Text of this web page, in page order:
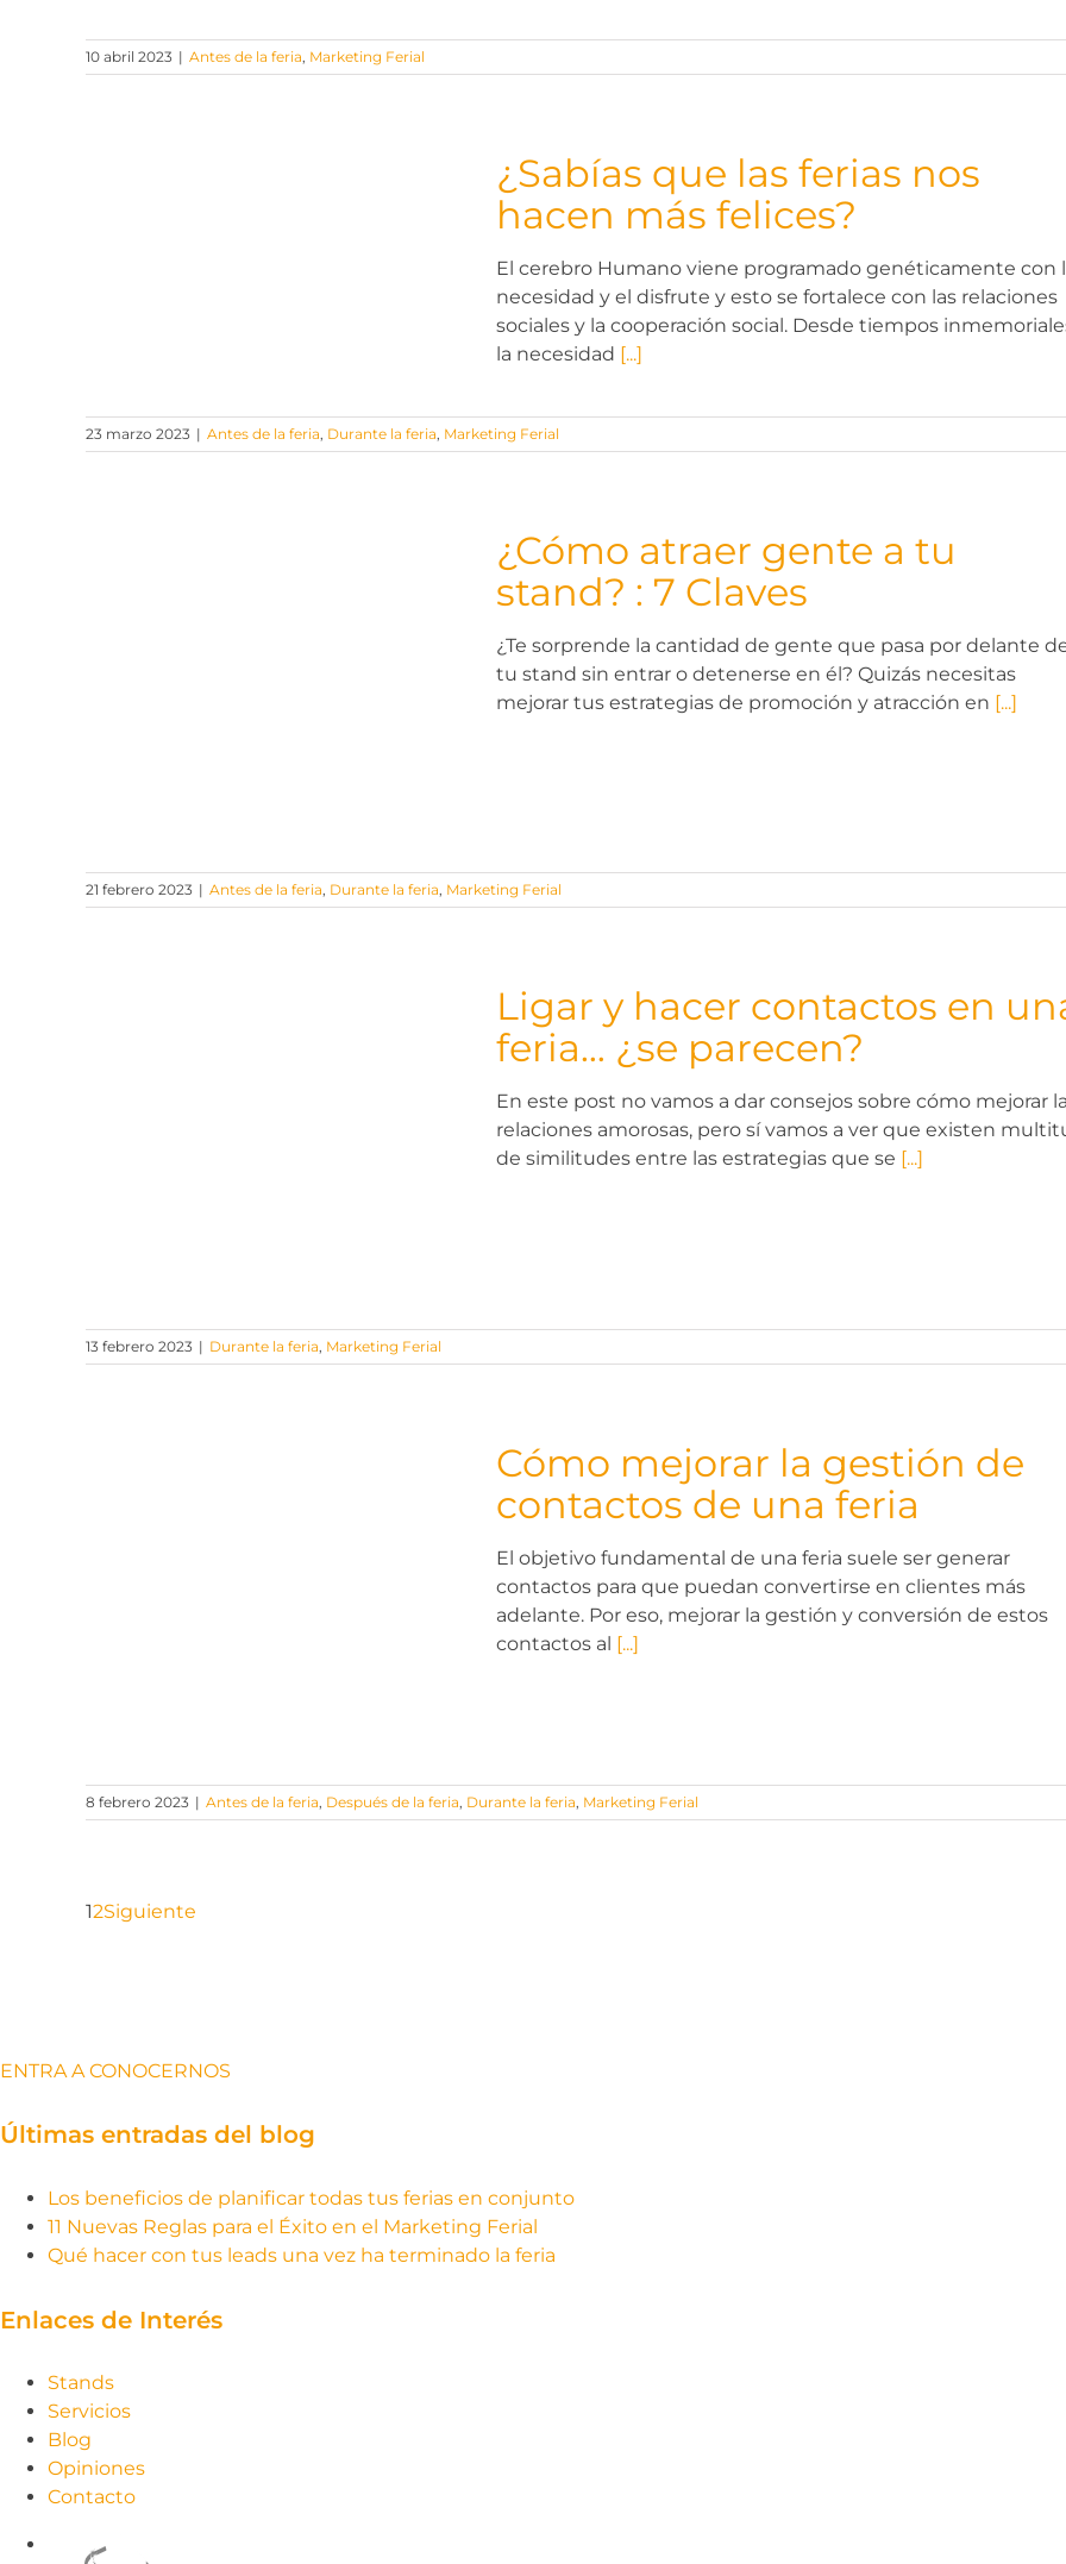
10 abril 2023 | Antes de la feria, Marketing Ferial
¿Sabías que las ferias nos
hacen más felices?
El cerebro Humano viene programado genéticamente con
necesidad y el disfrute y esto se fortalece con las relaciones
sociales y la cooperación social. Desde tiempos
la necesidad [...]
23 marzo 2023 | Antes de la feria, Durante la feria, Marketing Ferial
¿Cómo atraer gente a tu
stand? : 7 Claves
¿Te sorprende la cantidad de gente que pasa por delante
tu stand sin entrar o detenerse en él? Quizás necesitas
mejorar tus estrategias de promoción y atracción en [...]
21 febrero 2023 | Antes de la feria, Durante la feria, Marketing Ferial
Ligar y hacer contactos en
feria… ¿se parecen?
En este post no vamos a dar consejos sobre cómo mejorar
relaciones amorosas, pero sí vamos a ver que existen
de similitudes entre las estrategias que se [...]
13 febrero 2023 | Durante la feria Marketing Ferial
Cómo mejorar la gestión de
contactos de una feria
El objetivo fundamental de una feria suele ser generar
contactos para que puedan convertirse en clientes más
adelante. Por eso, mejorar la gestión y conversión de estos
contactos al [...]
8 febrero 2023 | Antes de la feria Después de la feria Durante la feria Marketing Ferial
12Siguiente
ENTRA A CONOCERNOS
Últimas entradas del blog
Los beneficios de planificar todas tus ferias en conjunto
11 Nuevas Reglas para el Éxito en el Marketing Ferial
Qué hacer con tus leads una vez ha terminado la feria
Enlaces de Interés
Stands
Servicios
Blog
Opiniones
Contacto